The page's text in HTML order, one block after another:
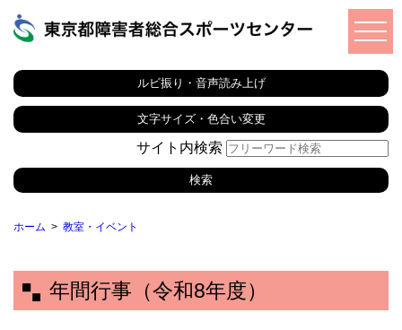
ルビ振り・音声読み上げ
文字サイズ・色合い変更
サイト内検索
ホーム 教室・イベント
年間行事（令和8年度）